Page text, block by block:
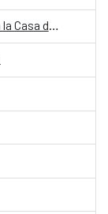
¡OPA YA 2024!: Vanguardia y tradición en la Casa del Bicentenario de las Artes Visuales